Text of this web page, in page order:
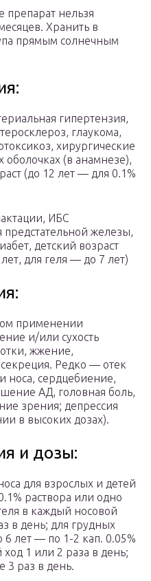
нельзя
Хранить в
прямым солнечным
гипертензия,
глаукома,
хирургические
оболочках (в анамнезе),
(до 12 лет — для 0.1%
ИБС
предстательной железы,
детский возраст
для геля — до 7 лет)
применении
и/или сухость
жжение,
Редко — отек
носа, сердцебиение,
АД, головная боль,
зрения; депрессия
в высоких дозах).
и дозы:
для взрослых и детей
раствора или одно
в каждый носовой
в день; для грудных
6 лет — по 1-2 кап. 0.05%
1 или 2 раза в день;
3 раз в день.